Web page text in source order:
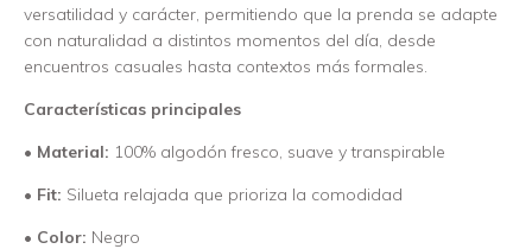
versatilidad y carácter, permitiendo que la prenda se adapte
con naturalidad a distintos momentos del día, desde
encuentros casuales hasta contextos más formales.
Características principales
• Material: 100% algodón fresco, suave y transpirable
• Fit: Silueta relajada que prioriza la comodidad
• Color: Negro